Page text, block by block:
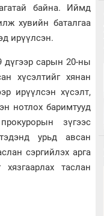
байна. Иймд
хувийн баталгаа
ирүүлсэн.
дүгээр сарын 20-ны
хүсэлтийг хянан
ирүүлсэн хүсэлт,
нотлох баримтууд
зүгээс
урьд авсан
сэргийлэх арга
таслан